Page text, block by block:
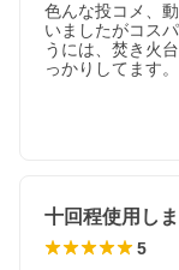
色んな投コメ、
いましたがコス
うには、焚き火
っかりしてます
5